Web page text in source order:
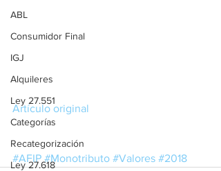
ABL
Consumidor Final
IGJ
Alquileres
Ley 27.551
Categorías
Recategorización
Ley 27.618
Artículo original
#AFIP #Monotributo #Valores #2018